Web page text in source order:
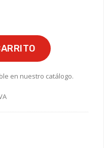
en nuestro catálogo.